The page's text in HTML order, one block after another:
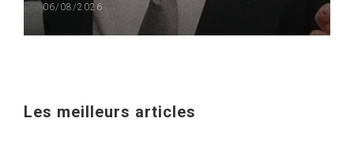
06/08/2026
Les meilleurs articles